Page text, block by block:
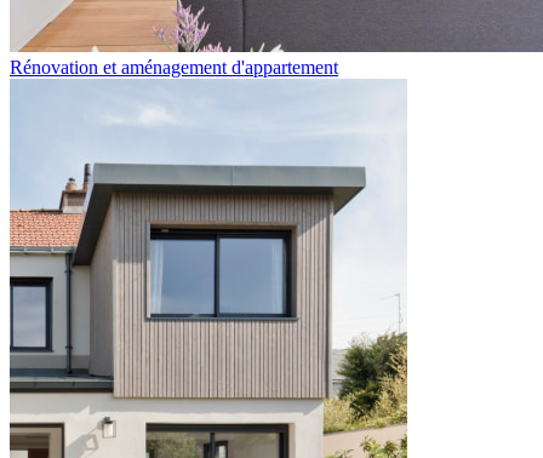
Rénovation et aménagement d'appartement